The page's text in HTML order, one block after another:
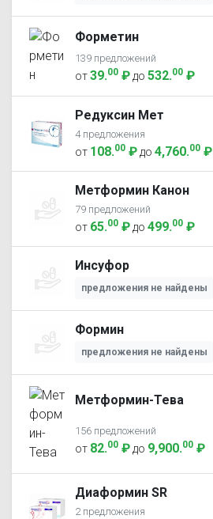
Форметин
139 предложений
от39.00 ₽ до 532.00 ₽
Редуксин Мет
4 предложения
от 108.00 ₽ до 4,760.00 ₽
Метформин Канон
79 предложений
от 65.00 ₽ до 499.00 ₽
Инсуфор
предложения не найдены
Формин
предложения не найдены
Метформин-Тева
156 предложений
от 82.00 ₽ до 9,900.00 ₽
Диаформин SR
2 предложения